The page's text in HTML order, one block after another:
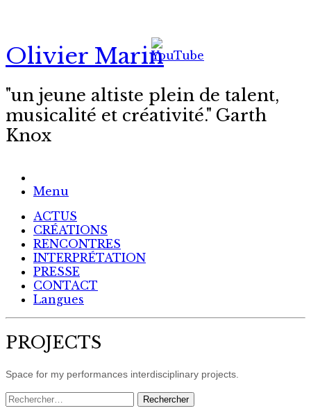
Olivier Marin
"un jeune altiste plein de talent,
musicalité et créativité." Garth
Knox
Menu
ACTUS
CRÉATIONS
RENCONTRES
INTERPRÉTATION
PRESSE
CONTACT
Langues
PROJECTS
Space for my performances interdisciplinary projects.
Rechercher :